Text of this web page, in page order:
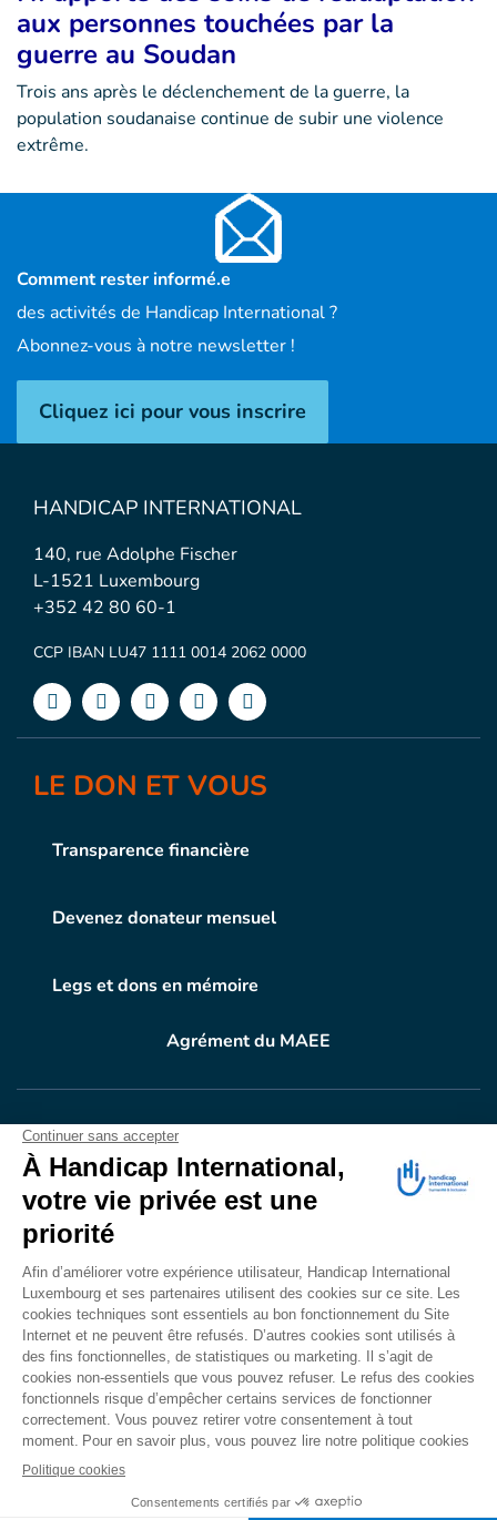
aux personnes touchées par la
guerre au Soudan
Trois ans après le déclenchement de la guerre, la
population soudanaise continue de subir une violence
extrême.
Comment rester informé.e
des activités de Handicap International ?
Abonnez-vous à notre newsletter !
Cliquez ici pour vous inscrire
HANDICAP INTERNATIONAL
140, rue Adolphe Fischer
L-1521 Luxembourg
+352 42 80 60-1
CCP IBAN LU47 1111 0014 2062 0000
LE DON ET VOUS
Transparence financière
Devenez donateur mensuel
Legs et dons en mémoire
Agrément du MAEE
VOTRE DONEN ACTION
Grâce à vous, en 2024, 604.716 personnes ont
bénéficié d’appareillage et d’activités de réadaptation.
Merci pour votre générosité.
Lire notre rapport annuel
CONTACT
Accessibilité
Mentions légales
Politique de cookies